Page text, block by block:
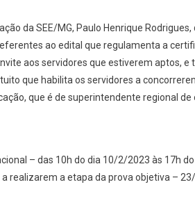
da SEE/MG, Paulo Henrique
ao edital que regulamenta a
aos servidores que estiverem aptos,
que habilita os servidores a
que é de superintendente regional de
– das 10h do dia 10/2/2023 às 17h
realizarem a etapa da prova objetiva –